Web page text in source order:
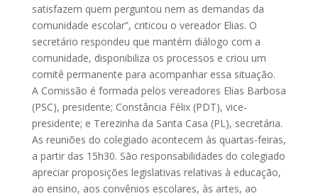
satisfazem quem perguntou nem as demandas da
comunidade escolar”, criticou o vereador Elias. O
secretário respondeu que mantém diálogo com a
comunidade, disponibiliza os processos e criou um
comitê permanente para acompanhar essa situação.
A Comissão é formada pelos vereadores Elias Barbosa
(PSC), presidente; Constância Félix (PDT), vice-
presidente; e Terezinha da Santa Casa (PL), secretária.
As reuniões do colegiado acontecem às quartas-feiras,
a partir das 15h30. São responsabilidades do colegiado
apreciar proposições legislativas relativas à educação,
ao ensino, aos convênios escolares, às artes, ao